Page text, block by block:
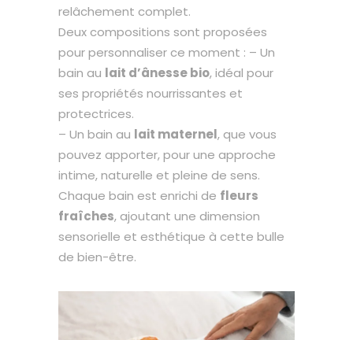
relâchement complet.
Deux compositions sont proposées
pour personnaliser ce moment : – Un
bain au lait d’ânesse bio, idéal pour
ses propriétés nourrissantes et
protectrices.
– Un bain au lait maternel, que vous
pouvez apporter, pour une approche
intime, naturelle et pleine de sens.
Chaque bain est enrichi de fleurs
fraîches, ajoutant une dimension
sensorielle et esthétique à cette bulle
de bien-être.